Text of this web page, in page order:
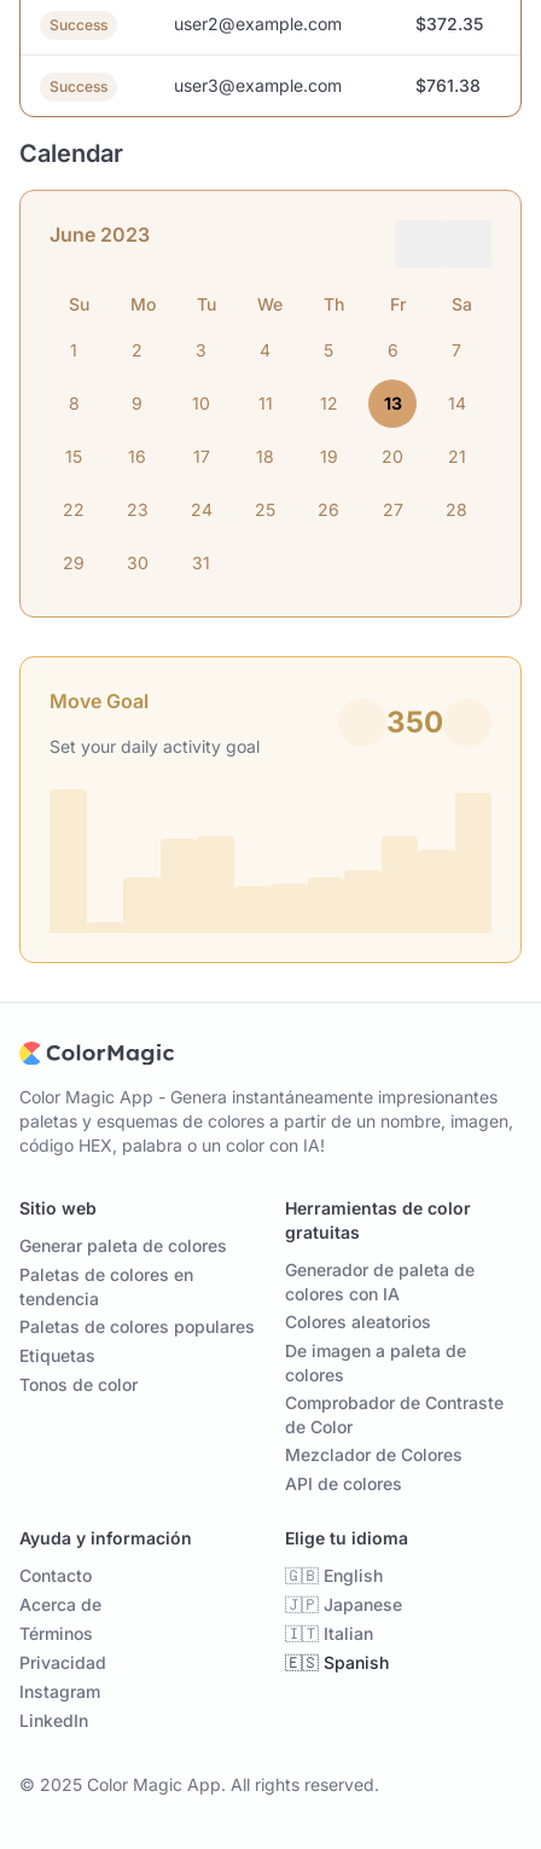
Success user2@example.com $372.35
Success user3@example.com $761.38
Calendar
June 2023
Su Mo Tu We Th Fr Sa
1 2 3 4 5 6 7
8 9 10 11 12 13 14
15 16 17 18 19 20 21
22 23 24 25 26 27 28
29 30 31
Move Goal
Set your daily activity goal
350
Color Magic App - Genera instantáneamente impresionantes
paletas y esquemas de colores a partir de un nombre, imagen,
código HEX, palabra o un color con IA!
Sitio web
Generar paleta de colores
Paletas de colores en
tendencia
Paletas de colores populares
Etiquetas
Tonos de color
Herramientas de color
gratuitas
Generador de paleta de
colores con IA
Colores aleatorios
De imagen a paleta de
colores
Comprobador de Contraste
de Color
Mezclador de Colores
API de colores
Ayuda y información
Contacto
Acerca de
Términos
Privacidad
Instagram
LinkedIn
Elige tu idioma
🇬🇧 English
🇯🇵 Japanese
🇮🇹 Italian
🇪🇸 Spanish
© 2025 Color Magic App. All rights reserved.